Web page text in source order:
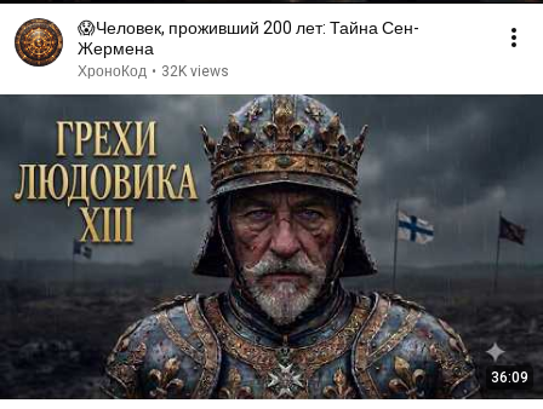
😱Человек, проживший 200 лет: Тайна Сен-
Жермена
ХроноКод • 32K views
36:09